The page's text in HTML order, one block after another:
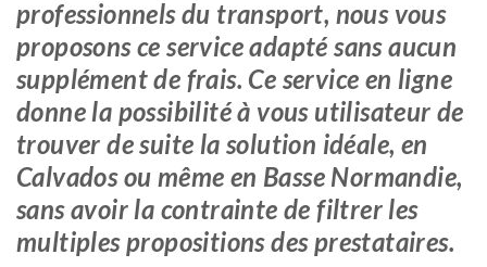
professionnels du transport, nous vous
proposons ce service adapté sans aucun
supplément de frais. Ce service en ligne
donne la possibilité à vous utilisateur de
trouver de suite la solution idéale, en
Calvados ou même en Basse Normandie,
sans avoir la contrainte de filtrer les
multiples propositions des prestataires.